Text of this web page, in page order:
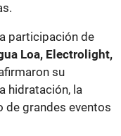
participación de
Loa, Electrolight,
su
hidratación, la
de grandes eventos